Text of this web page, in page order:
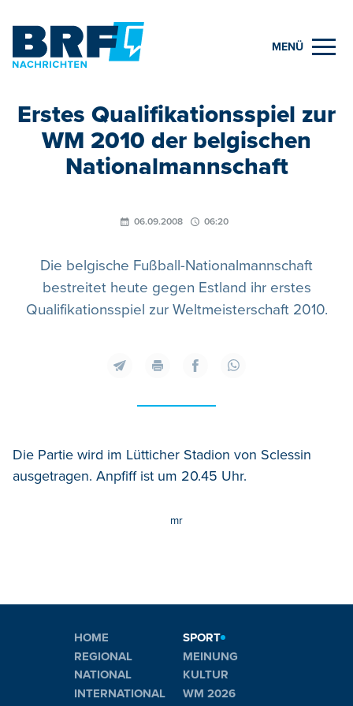
MENÜ
Erstes Qualifikationsspiel zur
WM 2010 der belgischen
Nationalmannschaft
06.09.2008 06:20
Die belgische Fußball-Nationalmannschaft
bestreitet heute gegen Estland ihr erstes
Qualifikationsspiel zur Weltmeisterschaft 2010.
Die Partie wird im Lütticher Stadion von Sclessin
ausgetragen. Anpfiff ist um 20.45 Uhr.
mr
HOME
REGIONAL
NATIONAL
INTERNATIONAL
SPORT
MEINUNG
KULTUR
WM 2026